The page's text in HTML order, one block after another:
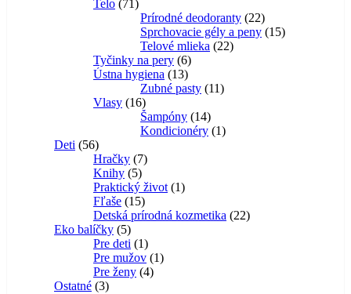
Telo 7171
produktov
Prírodné deodoranty 2222
produktov
Sprchovacie gély a peny 1515
Telové mlieka 2222
Tyčinky na pery 66
produktov
Ústna hygiena 1313
produktov
Zubné pasty 1111
Vlasy 1616
produktov
Šampóny 1414
produktov
Kondicionéry 11
Deti 5656
produktov
Hračky 77
Knihy 55
produktov
Praktický život 11
Fľaše 1515
produktov
Detská prírodná kozmetika 2222
Eko balíčky 55
produktov
Pre deti 11
produkt
Pre mužov 11
Pre ženy 44
Ostatné 33